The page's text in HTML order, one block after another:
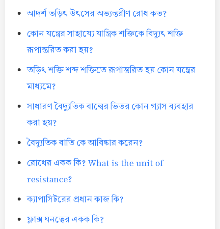
আদর্শ তড়িৎ উৎসের অভ্যন্তরীণ রোধ কত?
কোন যন্ত্রের সাহায্যে যান্ত্রিক শক্তিকে বিদ্যুৎ শক্তি
রূপান্তরিত করা হয়?
তড়িৎ শক্তি শব্দ শক্তিতে রূপান্তরিত হয় কোন যন্ত্রের
মাধ্যমে?
সাধারণ বৈদ্যুতিক বাল্বের ভিতর কোন গ্যাস ব্যবহার
করা হয়?
বৈদ্যুতিক বাতি কে আবিষ্কার করেন?
রোধের একক কি? What is the unit of
resistance?
ক্যাপাসিটরের প্রধান কাজ কি?
ফ্লাক্স ঘনত্বের একক কি?